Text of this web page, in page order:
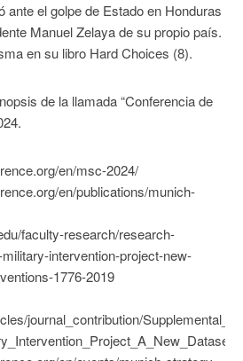
ante el golpe de Estado en Honduras
Manuel Zelaya de su propio país.
en su libro Hard Choices (8).
de la llamada “Conferencia de
en/msc-2024/
en/publications/munich-
faculty-research/research-
intervention-project-new-
1776-2019
journal_contribution/